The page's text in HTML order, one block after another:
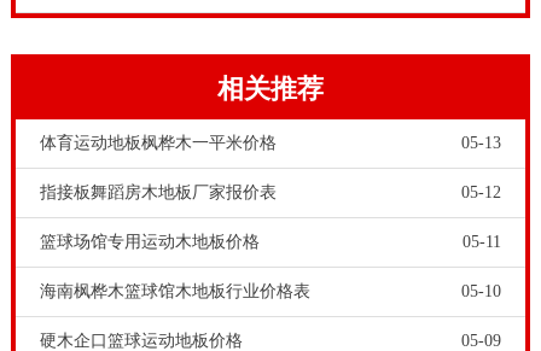
的？只是要用時间来沉积，用很多的运动场馆和剧场演
出舞台地面装修工程项目销售业绩来营造。
相关推荐
体育运动地板枫桦木一平米价格 05-13
指接板舞蹈房木地板厂家报价表 05-12
篮球场馆专用运动木地板价格 05-11
海南枫桦木篮球馆木地板行业价格表 05-10
硬木企口篮球运动地板价格 05-09